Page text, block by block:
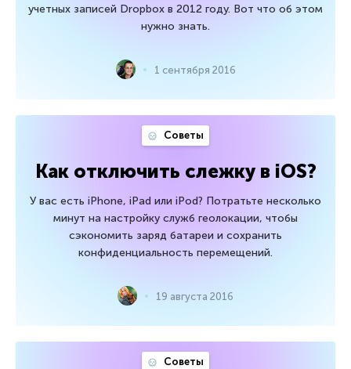
учетных записей Dropbox в 2012 году. Вот что об этом
нужно знать.
1 сентября 2016
Советы
Как отключить слежку в iOS?
У вас есть iPhone, iPad или iPod? Потратьте несколько
минут на настройку служб геолокации, чтобы
сэкономить заряд батареи и сохранить
конфиденциальность перемещений.
19 августа 2016
Советы